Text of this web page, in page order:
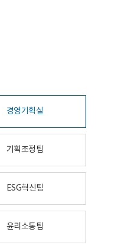
경영기획실
기획조정팀
ESG혁신팀
윤리소통팀